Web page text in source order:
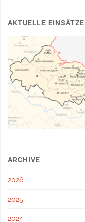
AKTUELLE EINSÄTZE
ARCHIVE
2026
2025
2024